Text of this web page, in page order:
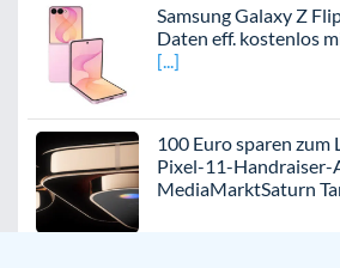
Samsung Galaxy Z
Daten eff. kostenlos
100 Euro sparen zum
Pixel-11-Handraiser-
MediaMarktSaturn